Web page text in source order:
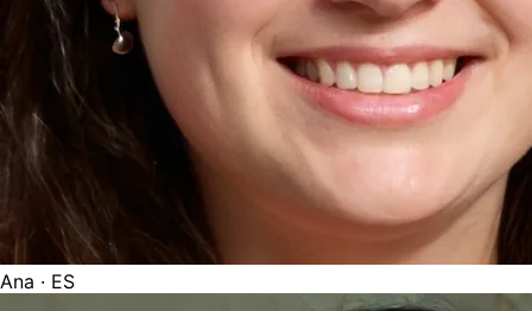
Ana · ES